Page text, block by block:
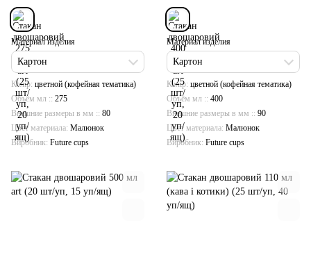
Материал изделия
Картон
Колір цветной (кофейная тематика)
Объём мл : 275
Внешние размеры в мм : 80
Цвет материала Малюнок
Виробник Future cups
Материал изделия
Картон
Колір цветной (кофейная тематика)
Объём мл : 400
Внешние размеры в мм : 90
Цвет материала Малюнок
Виробник Future cups